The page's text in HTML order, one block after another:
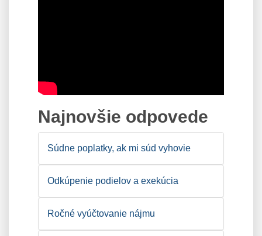
Najnovšie odpovede
Súdne poplatky, ak mi súd vyhovie
Odkúpenie podielov a exekúcia
Ročné vyúčtovanie nájmu